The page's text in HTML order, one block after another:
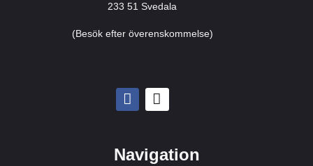
233 51 Svedala
(Besök efter överenskommelse)
Navigation